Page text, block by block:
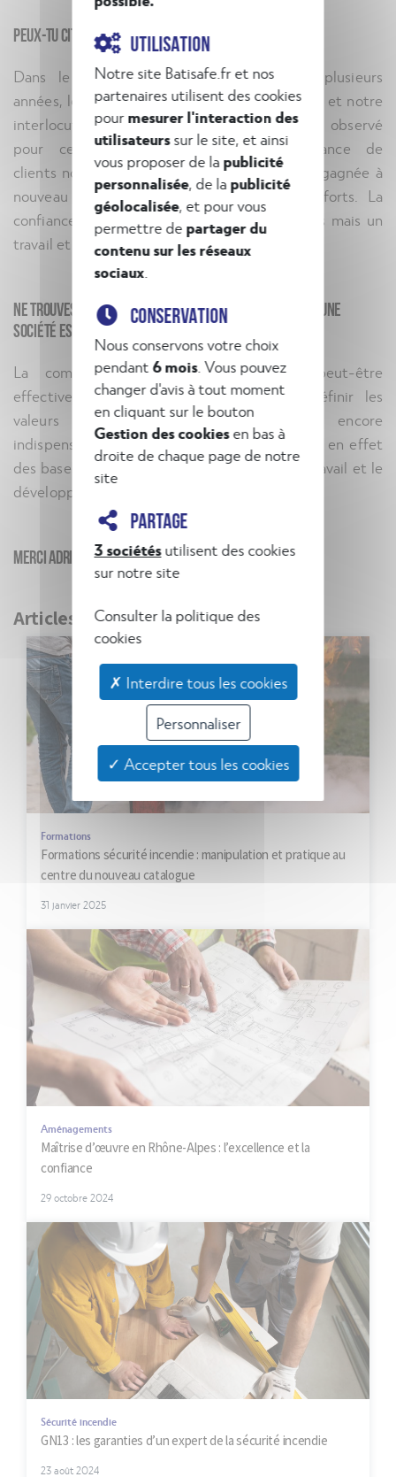
Peux-tu citer une anecdote ?
Dans le déroulement d’une mission, sur plusieurs
années, les relations avec notre client évoluent et notre
interlocuteur peut aussi changer. Nous avons observé
pour certaines opérations, que la confiance de
clients non totalement satisfaits peut être regagnée à
nouveau grâce à notre écoute et à nos efforts. La
confiance des clients n’est donc pas un acquis mais un
travail et une attention en continu.
Ne trouves-tu pas que « la définition de valeurs dans une
société est un peu « has-been » de nos jours ?
La communication sur les valeurs a peut-être
effectivement changée aujourd’hui, mais définir les
valeurs d’une entreprise reste selon moi encore
indispensable. Pour BATISAFE les valeurs sont en effet
des bases essentielles pour construire notre travail et le
développement de la société.
Merci Adrien.
Articles récents
Formations
Formations sécurité incendie : manipulation et pratique au
centre du nouveau catalogue
31 janvier 2025
Aménagements
Maîtrise d’œuvre en Rhône-Alpes : l’excellence et la
confiance
29 octobre 2024
Sécurité incendie
GN13 : les garanties d’un expert de la sécurité incendie
23 août 2024
UTILISATION
Notre site Batisafe.fr et nos
partenaires utilisent des cookies
pourmesurer l'interaction des
utilisateurssur le site, et ainsi
vous proposer de lapublicité
personnalisée, de lapublicité
géolocalisée, et pour vous
permettre de partager du
contenu sur les réseaux
sociaux
CONSERVATION
Nous conservons votre choix
pendant6 mois. Vous pouvez
changer d'avis à tout moment
en cliquant sur le bouton
Gestion des cookiesen bas à
droite de chaque page de notre
site
PARTAGE
3 sociétésutilisent des cookies
sur notre site
Consulter la politique des
cookies
✗ Interdire tous les cookies
Personnaliser
✓ Accepter tous les cookies